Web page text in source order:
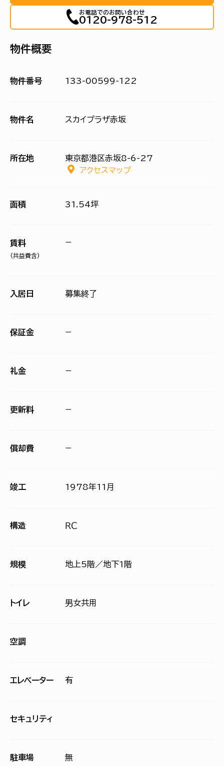
お電話でのお問い合わせ
0120-978-512
物件概要
物件番号 133-00599-122
物件名 スカイプラザ赤坂
所在地
東京都港区赤坂8-6-27
アクセスマップ
面積 31.54坪
賃料
(共益費含)
−
入居日 募集終了
保証金 −
礼金 −
更新料 −
償却費 −
竣工 1978年11月
構造 ＲＣ
規模 地上5階／地下1階
トイレ 男女共用
空調
エレベーター 有
セキュリティ
駐車場 無